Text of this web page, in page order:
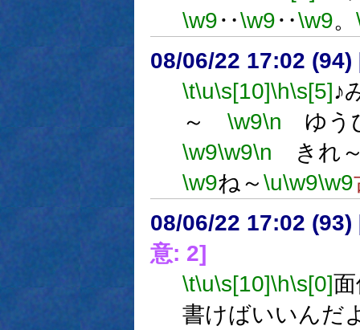
\w9‥\w9‥\w9。
08/06/22 17:02 (94)
\t\u\s[10]\h\s[5]♪
～ \w9\n ゆう
\w9\w9\n きれ
\w9ね～\u\w9\w9
08/06/22 17:02 (93)
意: 2]
\t\u\s[10]\h\s[0]
書けばいいんだ